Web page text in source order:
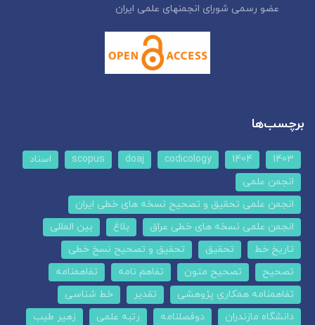
عضو رسمی شورای انجمنهای علمی ایران
برچسب‌ها
1403
1404
codicology
doaj
scopus
اسناد
انجمن علمی
انجمن علمی تحقیق و تصحیح نسخه های خطی ایران
انجمن علمی نسخه های خطی عراق
بلاغ
بین المللی
تاریخ خط
تحقیق
تحقیق و تصحیح نسخ خطی
تصحیح
تصحیح متون تفاهم نامه
تفاهمنامه
تفاهمنامه همکاری پژوهشی
تقدیر
خط شناسی
دانشگاه مازندران
دوفصلنامه رتبه علمی
زهیر طیب